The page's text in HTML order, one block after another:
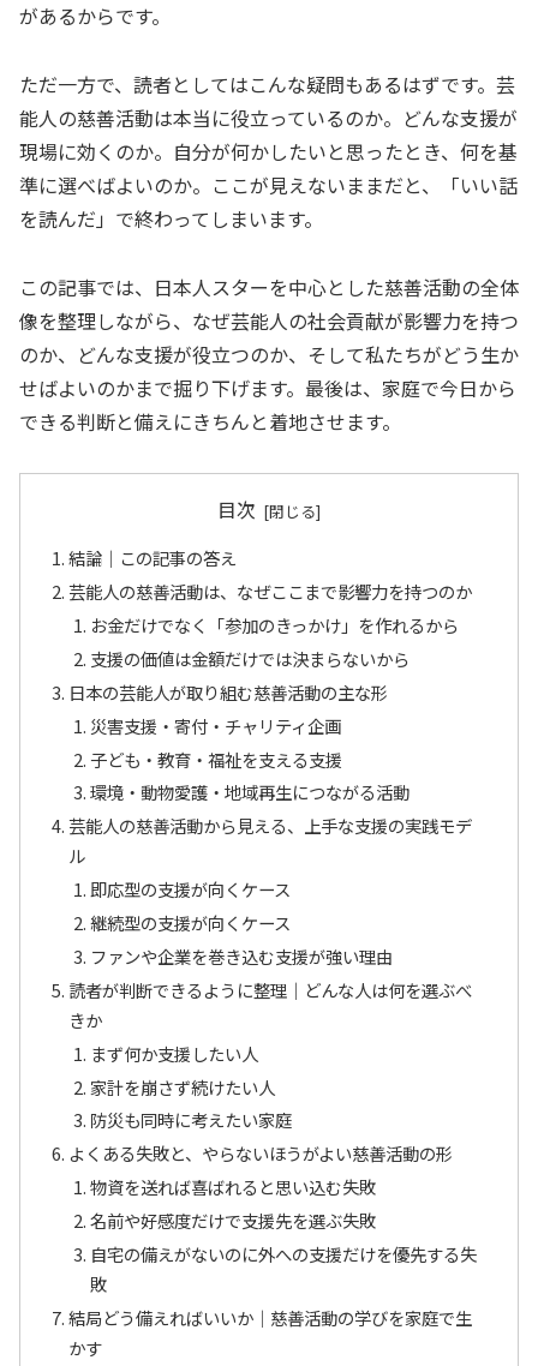
があるからです。
ただ一方で、読者としてはこんな疑問もあるはずです。芸
能人の慈善活動は本当に役立っているのか。どんな支援が
現場に効くのか。自分が何かしたいと思ったとき、何を基
準に選べばよいのか。ここが見えないままだと、「いい話
を読んだ」で終わってしまいます。
この記事では、日本人スターを中心とした慈善活動の全体
像を整理しながら、なぜ芸能人の社会貢献が影響力を持つ
のか、どんな支援が役立つのか、そして私たちがどう生か
せばよいのかまで掘り下げます。最後は、家庭で今日から
できる判断と備えにきちんと着地させます。
目次
結論｜この記事の答え
芸能人の慈善活動は、なぜここまで影響力を持つのか
お金だけでなく「参加のきっかけ」を作れるから
支援の価値は金額だけでは決まらないから
日本の芸能人が取り組む慈善活動の主な形
災害支援・寄付・チャリティ企画
子ども・教育・福祉を支える支援
環境・動物愛護・地域再生につながる活動
芸能人の慈善活動から見える、上手な支援の実践モデ
ル
即応型の支援が向くケース
継続型の支援が向くケース
ファンや企業を巻き込む支援が強い理由
読者が判断できるように整理｜どんな人は何を選ぶべ
きか
まず何か支援したい人
家計を崩さず続けたい人
防災も同時に考えたい家庭
よくある失敗と、やらないほうがよい慈善活動の形
物資を送れば喜ばれると思い込む失敗
名前や好感度だけで支援先を選ぶ失敗
自宅の備えがないのに外への支援だけを優先する失
敗
結局どう備えればいいか｜慈善活動の学びを家庭で生
かす